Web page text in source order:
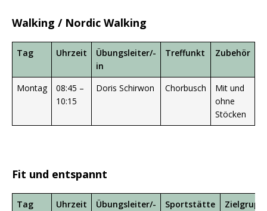
Walking / Nordic Walking
Tag Uhrzeit
Übungsleiter/-
in
Treffunkt Zubehör
Montag
08:45 –
10:15
Doris Schirwon Chorbusch
Mit und
ohne
Stöcken
Fit und entspannt
Tag Uhrzeit
Übungsleiter/-
Sportstätte